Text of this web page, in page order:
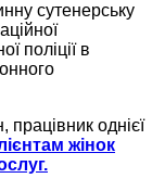
сутенерську
поліції в
однієї
жінок